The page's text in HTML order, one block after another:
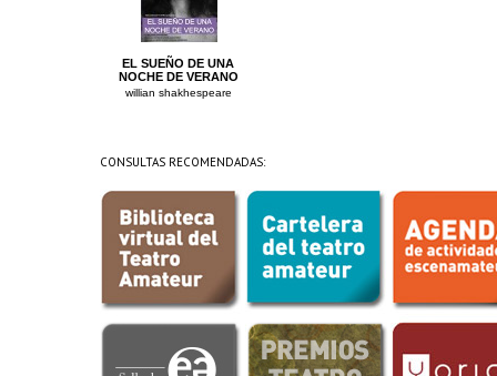
EL SUEÑO DE UNA
NOCHE DE VERANO
willian shakhespeare
CONSULTAS RECOMENDADAS: